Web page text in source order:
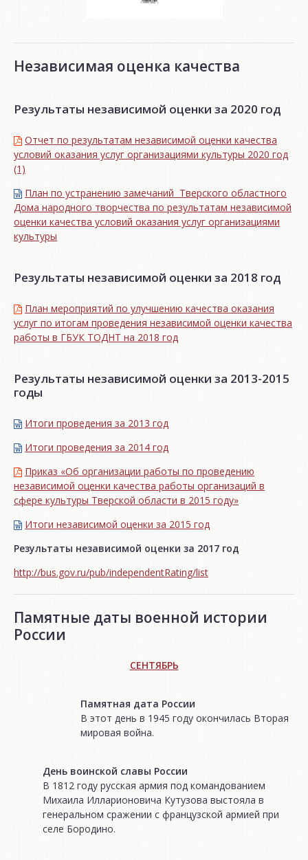
Независимая оценка качества
Результаты независимой оценки за 2020 год
Отчет по результатам независимой оценки качества
условий оказания услуг организациями культуры 2020 год
(1)
План по устранению замечаний Тверского областного
Дома народного творчества по результатам независимой
оценки качества условий оказания услуг организациями
культуры
Результаты независимой оценки за 2018 год
План мероприятий по улучшению качества оказания
услуг по итогам проведения независимой оценки качества
работы в ГБУК ТОДНТ на 2018 год
Результаты независимой оценки за 2013-2015
годы
Итоги проведения за 2013 год
Итоги проведения за 2014 год
Приказ «Об организации работы по проведению
независимой оценки качества работы организаций в
сфере культуры Тверской области в 2015 году»
Итоги независимой oценки за 2015 год
Результаты независимой оценки за 2017 год
http://bus.gov.ru/pub/independentRating/list
Памятные даты военной истории
России
СЕНТЯБРЬ
Памятная дата России
В этот день в 1945 году окончилась Вторая
мировая война.
День воинской славы России
В 1812 году русская армия под командованием
Михаила Илларионовича Кутузова выстояла в
генеральном сражении с французской армией при
селе Бородино.